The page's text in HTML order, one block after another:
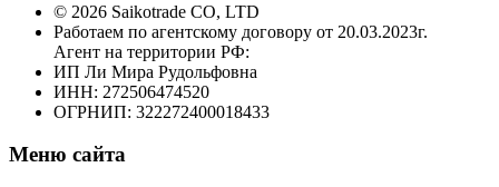
© 2026 Saikotrade CO, LTD
Работаем по агентскому договору от 20.03.2023г.
Агент на территории РФ:
ИП Ли Мира Рудольфовна
ИНН: 272506474520
ОГРНИП: 322272400018433
Меню сайта